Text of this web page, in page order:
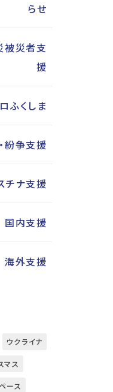
らせ
被災者支
援
ふくしま
紛争支援
チナ支援
国内支援
海外支援
ウクライナ
マス
ース